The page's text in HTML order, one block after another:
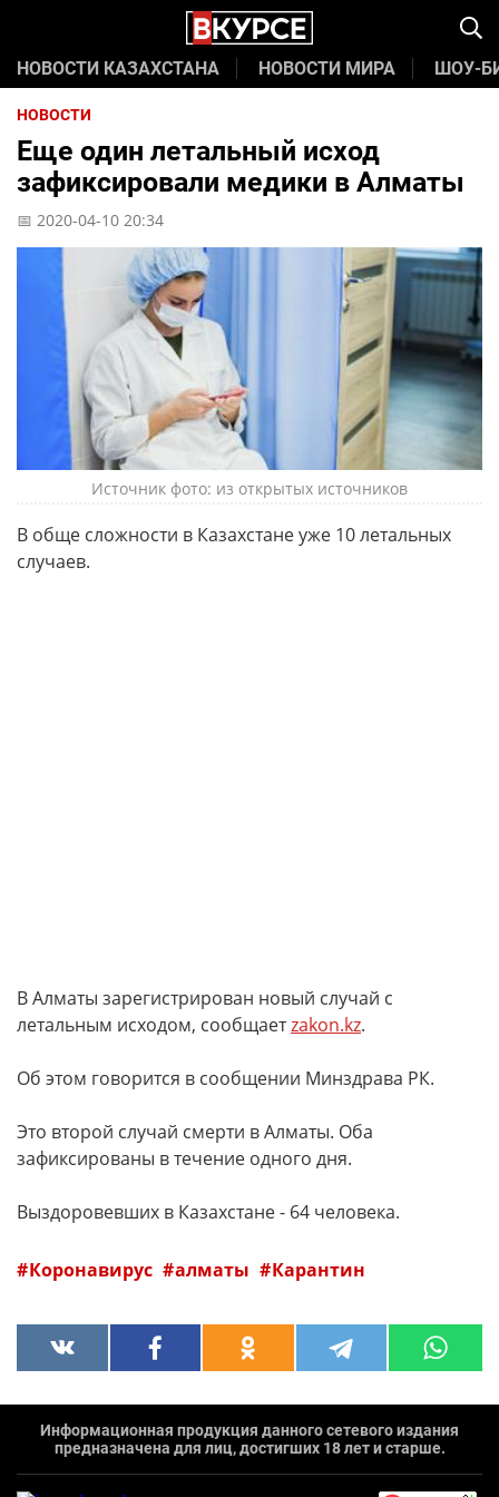
НОВОСТИ КАЗАХСТАНА НОВОСТИ МИРА ШОУ-
НОВОСТИ
Еще один летальный исход
зафиксировали медики в Алматы
📅 2020-04-10 20:34
Источник фото: из открытых источников
В обще сложности в Казахстане уже 10 летальных
случаев.
В Алматы зарегистрирован новый случай с
летальным исходом, сообщаетzakon.kz.
Об этом говорится в сообщении Минздрава РК.
Это второй случай смерти в Алматы. Оба
зафиксированы в течение одного дня.
Выздоровевших в Казахстане - 64 человека.
Коронавирус алматы Карантин
Информационная продукция данного сетевого издания
предназначена для лиц, достигших 18 лет и старше.